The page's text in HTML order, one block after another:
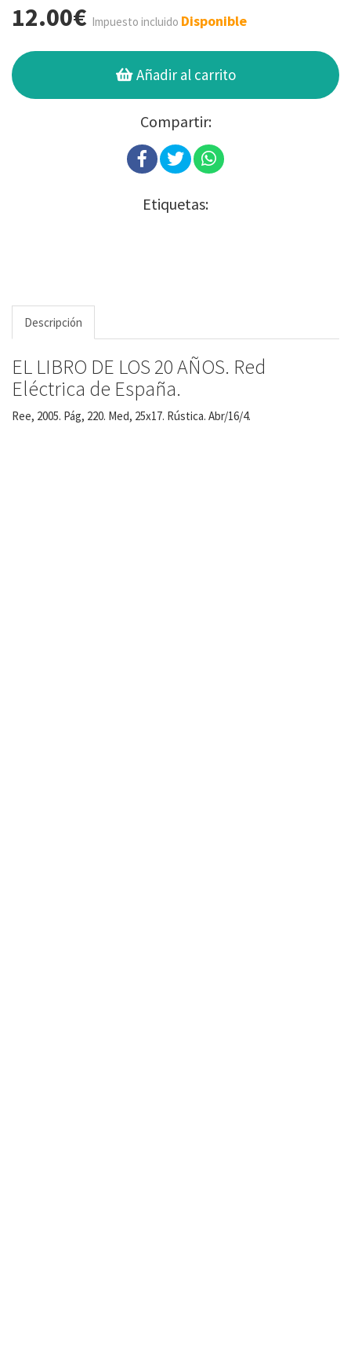
12.00€ Impuesto incluido Disponible
Añadir al carrito
Compartir:
Etiquetas:
Descripción
EL LIBRO DE LOS 20 AÑOS. Red
Eléctrica de España.
Ree, 2005. Pág, 220. Med, 25x17. Rústica. Abr/16/4.